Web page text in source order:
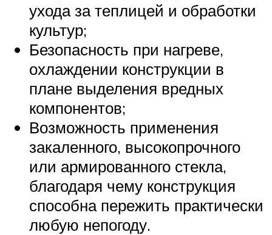
ухода за теплицей и обработки
культур;
Безопасность при нагреве,
охлаждении конструкции в
плане выделения вредных
компонентов;
Возможность применения
закаленного, высокопрочного
или армированного стекла,
благодаря чему конструкция
способна пережить практически
любую непогоду.